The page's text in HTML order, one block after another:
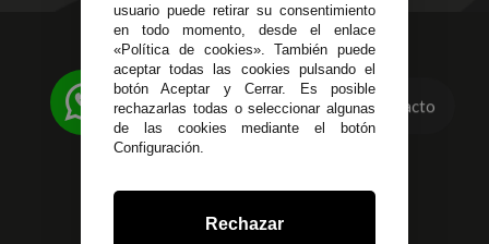
623 23 31 98
Atendemos Whatsapp
955 44 45 43/955 44 45 44
Local 3 Écija (Sevilla)
Contacto
usuario puede retirar su consentimiento
en todo momento, desde el enlace
«Política de cookies». También puede
aceptar todas las cookies pulsando el
botón Aceptar y Cerrar. Es posible
rechazarlas todas o seleccionar algunas
de las cookies mediante el botón
Configuración.
Rechazar